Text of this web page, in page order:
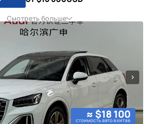
Смотреть больше
≈ $18 100
стоимость авто в китае